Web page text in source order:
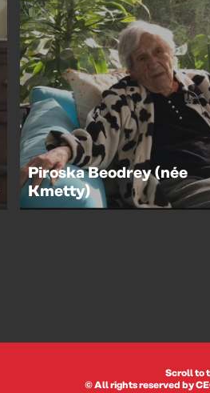
Piroska Beodrey (née
Kmetty)
Scroll to
© All rights reserved by